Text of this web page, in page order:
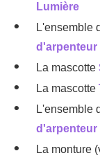
Lumière
L'ensemble
d'arpenteur
La mascotte
La mascotte
L'ensemble
d'arpenteur
La monture